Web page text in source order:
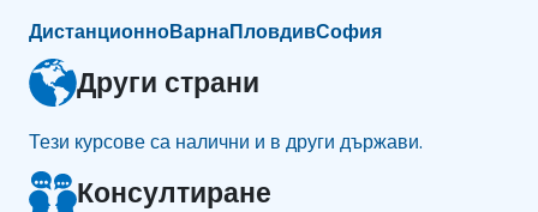
ДистанционноВарнаПловдивСофия
Други страни
Тези курсове са налични и в други държави.
Консултиране